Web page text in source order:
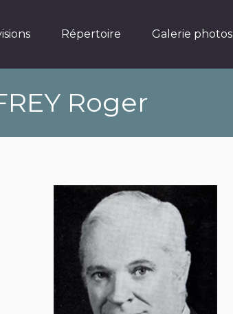
Répertoire Galerie photos
Roger